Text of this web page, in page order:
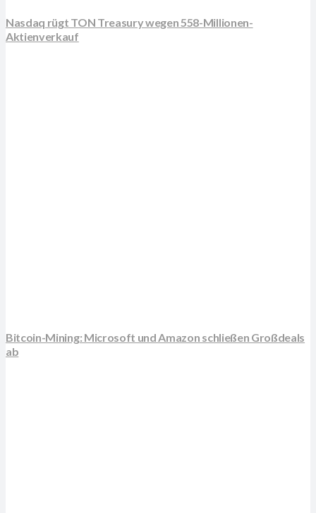
Nasdaq rügt TON Treasury wegen 558-Millionen-
Aktienverkauf
Bitcoin-Mining: Microsoft und Amazon schließen Großdeals
ab